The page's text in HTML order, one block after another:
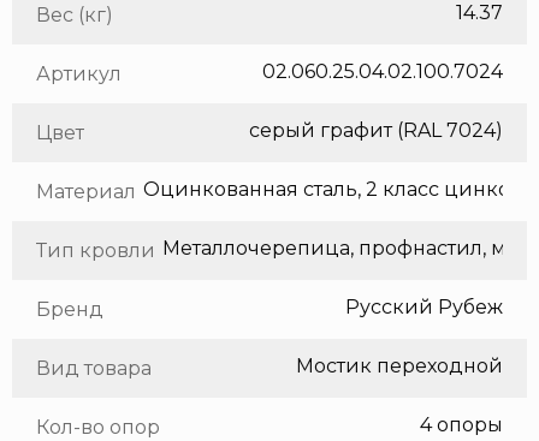
Вес (кг) 14.37
Артикул 02.060.25.04.02.100.7024
Цвет серый графит (RAL 7024)
Материал
Тип кровли
Бренд Русский Рубеж
Вид товара Мостик переходной
Кол-во опор 4 опоры